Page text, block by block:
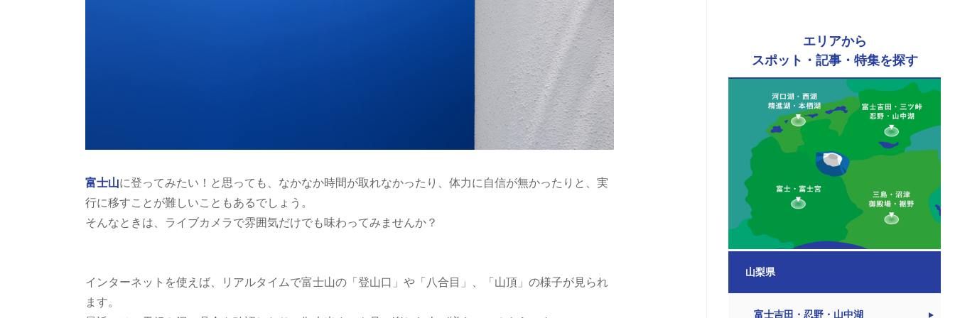
富士山に登ってみたい！と思っても、なかなか時間が取れなかったり、体力に自信が無かったりと、実
行に移すことが難しいこともあるでしょう。
そんなときは、ライブカメラで雰囲気だけでも味わってみませんか？
インターネットを使えば、リアルタイムで富士山の「登山口」や「八合目」、「山頂」の様子が見られ
ます。
エリアから
スポット・記事・特集を探す
山梨県
富士吉田・忍野・山中湖